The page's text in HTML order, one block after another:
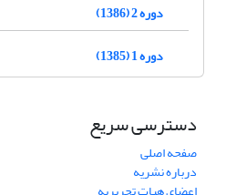
دوره 2 (1386)
دوره 1 (1385)
دسترسی سریع
صفحه اصلی
درباره نشریه